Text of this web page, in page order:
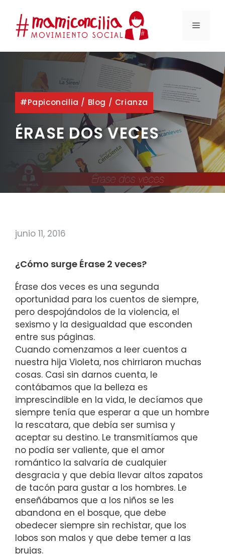
contenido
MENÚ
#papiconcilia / Blog / Crianza
ÉRASE DOS VECES
junio 11, 2016
¿Cómo surge Érase 2 veces?
Érase dos veces es una segunda
oportunidad para los cuentos de siempre,
pero despojándolos de la violencia, el
sexismo y la desigualdad que esconden
entre sus páginas.
Cuando comenzamos a leer cuentos a
nuestra hija Violeta, nos chirriaron muchas
cosas. Casi sin darnos cuenta, le
contábamos que la belleza es
imprescindible en la vida, le decíamos que
siempre tenía que esperar a que un hombre
la rescatara, que debía ser sumisa y
aceptar su destino. Le transmitíamos que
no podía ser valiente, que el amor
romántico la salvaría de cualquier
desgracia y que debía llevar altos zapatos
de tacón para gustar a los hombres. Le
enseñábamos que a los niños se les
abandona en el bosque, que debe
obedecer siempre sin rechistar, que los
lobos son malos y que debe temer a las
brujas.